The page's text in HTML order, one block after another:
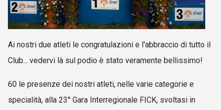
Ai nostri due atleti le congratulazioni e l'abbraccio di tutto il
Club... vedervi là sul podio è stato veramente bellissimo!
60 le presenze dei nostri atleti, nelle varie categorie e
specialità, alla 23° Gara Interregionale FICK, svoltasi in